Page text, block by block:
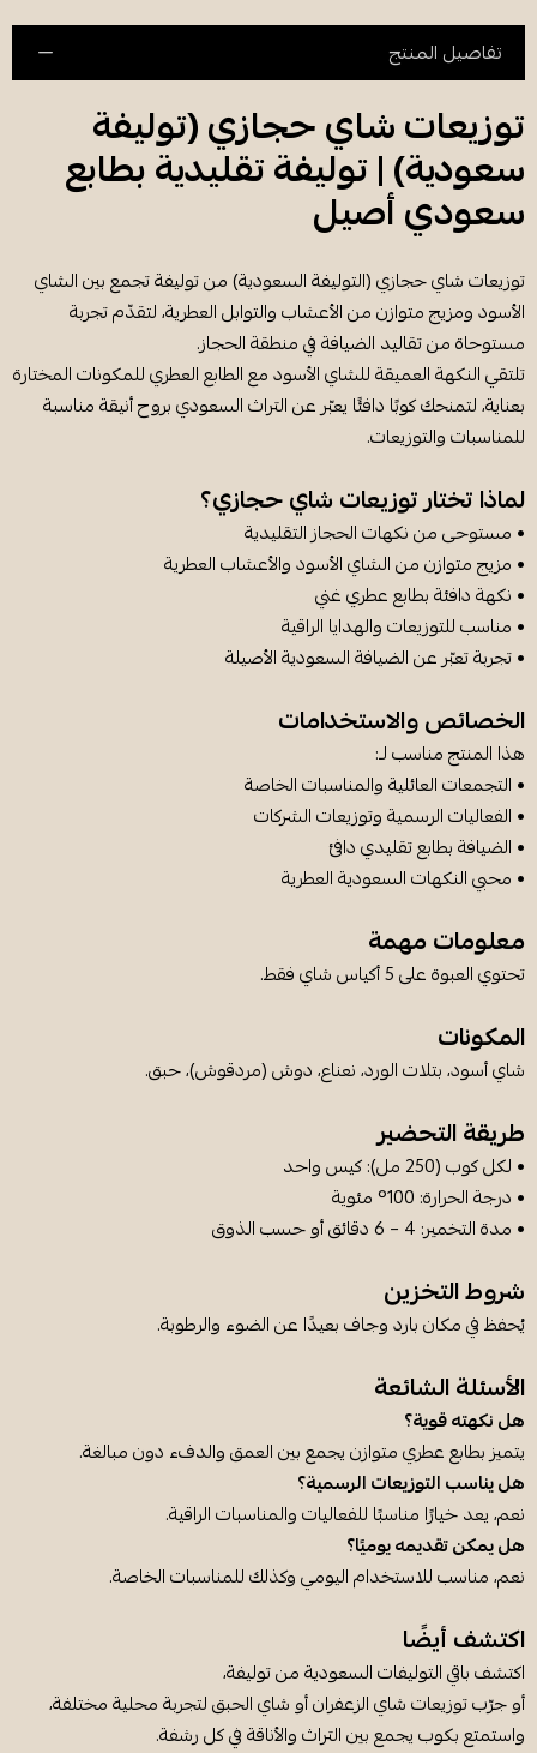
تفاصيل المنتج
توزيعات شاي حجازي (توليفة
سعودية) | توليفة تقليدية بطابع
سعودي أصيل
توزيعات شاي حجازي (التوليفة السعودية) من توليفة تجمع بين الشاي
الأسود ومزيج متوازن من الأعشاب والتوابل العطرية، لتقدّم تجربة
مستوحاة من تقاليد الضيافة في منطقة الحجاز.
تلتقي النكهة العميقة للشاي الأسود مع الطابع العطري للمكونات المختارة
بعناية، لتمنحك كوبًا دافئًا يعبّر عن التراث السعودي بروح أنيقة مناسبة
للمناسبات والتوزيعات.
لماذا تختار توزيعات شاي حجازي؟
• مستوحى من نكهات الحجاز التقليدية
• مزيج متوازن من الشاي الأسود والأعشاب العطرية
• نكهة دافئة بطابع عطري غني
• مناسب للتوزيعات والهدايا الراقية
• تجربة تعبّر عن الضيافة السعودية الأصيلة
الخصائص والاستخدامات
هذا المنتج مناسب لـ:
• التجمعات العائلية والمناسبات الخاصة
• الفعاليات الرسمية وتوزيعات الشركات
• الضيافة بطابع تقليدي دافئ
• محبي النكهات السعودية العطرية
معلومات مهمة
تحتوي العبوة على 5 أكياس شاي فقط.
المكونات
شاي أسود، بتلات الورد، نعناع، دوش (مردقوش)، حبق.
طريقة التحضير
• لكل كوب (250 مل): كيس واحد
• درجة الحرارة: 100° مئوية
• مدة التخمير: 4 – 6 دقائق أو حسب الذوق
شروط التخزين
يُحفظ في مكان بارد وجاف بعيدًا عن الضوء والرطوبة.
الأسئلة الشائعة
هل نكهته قوية؟
يتميز بطابع عطري متوازن يجمع بين العمق والدفء دون مبالغة.
هل يناسب التوزيعات الرسمية؟
نعم، يعد خيارًا مناسبًا للفعاليات والمناسبات الراقية.
هل يمكن تقديمه يوميًا؟
نعم، مناسب للاستخدام اليومي وكذلك للمناسبات الخاصة.
اكتشف أيضًا
اكتشف باقي التوليفات السعودية من توليفة،
أو جرّب توزيعات شاي الزعفران أو شاي الحبق لتجربة محلية مختلفة،
واستمتع بكوب يجمع بين التراث والأناقة في كل رشفة.